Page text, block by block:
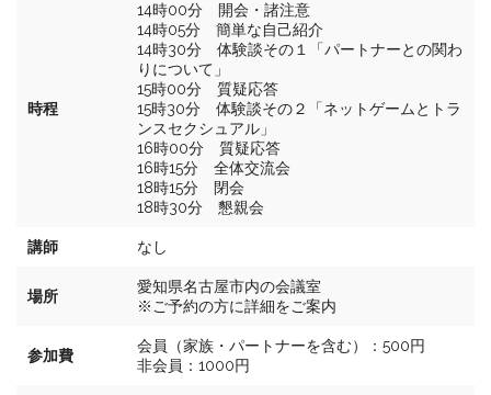
時程
14時00分 開会・諸注意
14時05分 簡単な自己紹介
14時30分 体験談その１「パートナーとの関わ
りについて」
15時00分 質疑応答
15時30分 体験談その２「ネットゲームとトラ
ンスセクシュアル」
16時00分 質疑応答
16時15分 全体交流会
18時15分 閉会
18時30分 懇親会
講師 なし
場所
愛知県名古屋市内の会議室
※ご予約の方に詳細をご案内
参加費
会員（家族・パートナーを含む）：500円
非会員：1000円